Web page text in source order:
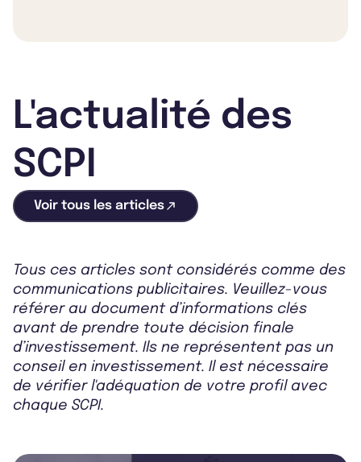
L'actualité des
SCPI
Voir tous les articles
Tous ces articles sont considérés comme des
communications publicitaires. Veuillez-vous
référer au document d’informations clés
avant de prendre toute décision finale
d’investissement. Ils ne représentent pas un
conseil en investissement. Il est nécessaire
de vérifier l'adéquation de votre profil avec
chaque SCPI.